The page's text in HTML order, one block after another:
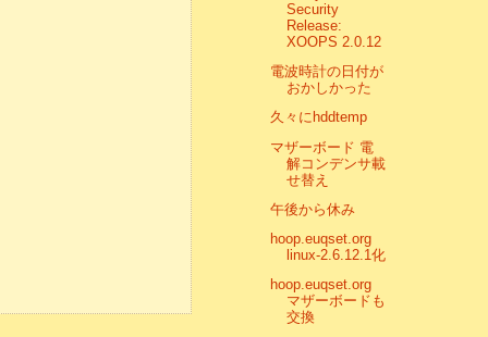
Security
Release:
XOOPS 2.0.12
電波時計の日付が
おかしかった
久々にhddtemp
マザーボード 電
解コンデンサ載
せ替え
午後から休み
hoop.euqset.org
linux-2.6.12.1化
hoop.euqset.org
マザーボードも
交換